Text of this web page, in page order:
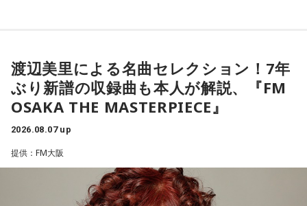
For Your Mind!』を発表し、FUJI ROCK FESTIVAL ’26に出
演。新作からの楽曲も多数披露し、満員のレッドマーキーを
沸かせた。
番組では、9年ぶりの出演となったフジロックの話をはじめ、
最新作や楽曲制作、お互いのミュージシャンとしての魅力に
ついて伺う。
渡辺美里による名曲セレクション！7年
ぶり新譜の収録曲も本人が解説、『FM
OSAKA THE MASTERPIECE』
2026.08.07 up
提供：FM大阪